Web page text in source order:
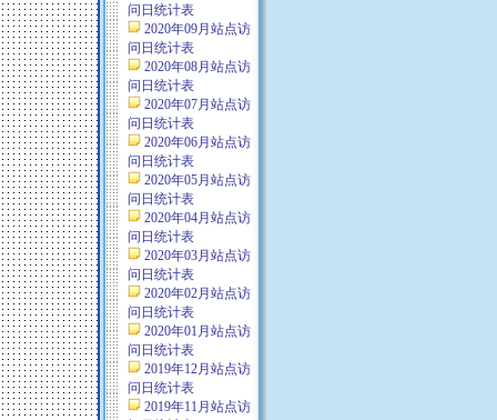
问日统计表
2020年09月站点访
问日统计表
2020年08月站点访
问日统计表
2020年07月站点访
问日统计表
2020年06月站点访
问日统计表
2020年05月站点访
问日统计表
2020年04月站点访
问日统计表
2020年03月站点访
问日统计表
2020年02月站点访
问日统计表
2020年01月站点访
问日统计表
2019年12月站点访
问日统计表
2019年11月站点访